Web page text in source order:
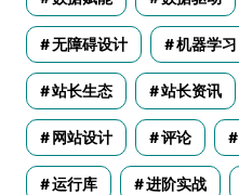
无障碍设计 机器学习
站长生态 站长资讯
网站设计 评论
运行库 进阶实战